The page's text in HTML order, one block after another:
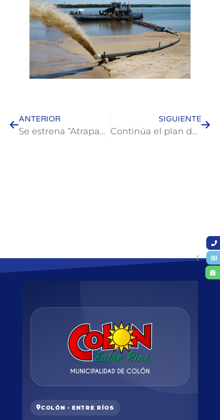
ANTERIOR
Se estrena “Atrapadah”, una obra teatral de danza aérea contemporánea
SIGUIENTE
Continúa el plan de enripiado de calles en Colón
COLÓN · ENTRE RÍOS